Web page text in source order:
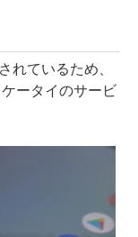
ているため、
ータイのサービ